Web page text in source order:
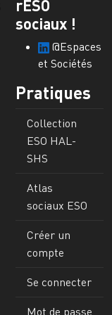
rESO
sociaux !
@Espaces
et Sociétés
Pratiques
Collection
ESO HAL-
SHS
Atlas
sociaux ESO
Créer un
compte
Se connecter
Mot de passe